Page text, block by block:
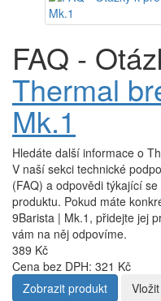
FAQ -
Thermal
Mk.1
Hledáte další informace o
V naší sekci technické
(FAQ) a odpovědi týkající
produktu. Pokud máte
9Barista | Mk.1, přidejte jej
vám na něj odpovíme.
389 Kč
Cena bez DPH: 321 Kč
Zobrazit produkt